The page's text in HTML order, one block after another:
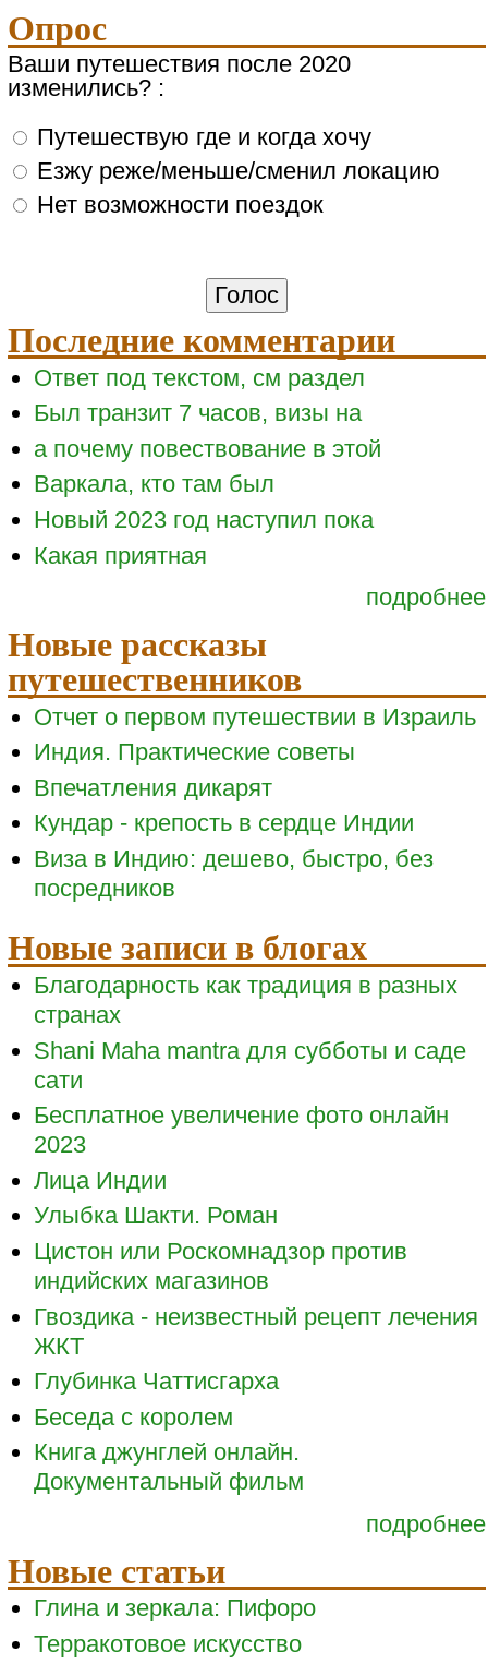
Опрос
Ваши путешествия после 2020
изменились? :
Путешествую где и когда хочу
Езжу реже/меньше/сменил локацию
Нет возможности поездок
Последние комментарии
Ответ под текстом, см раздел
Был транзит 7 часов, визы на
а почему повествование в этой
Варкала, кто там был
Новый 2023 год наступил пока
Какая приятная
подробнее
Новые рассказы
путешественников
Отчет о первом путешествии в Израиль
Индия. Практические советы
Впечатления дикарят
Кундар - крепость в сердце Индии
Виза в Индию: дешево, быстро, без
посредников
Новые записи в блогах
Благодарность как традиция в разных
странах
Shani Maha mantra для субботы и саде
сати
Бесплатное увеличение фото онлайн
2023
Лица Индии
Улыбка Шакти. Роман
Цистон или Роскомнадзор против
индийских магазинов
Гвоздика - неизвестный рецепт лечения
ЖКТ
Глубинка Чаттисгарха
Беседа с королем
Книга джунглей онлайн.
Документальный фильм
подробнее
Новые статьи
Глина и зеркала: Пифоро
Терракотовое искусство